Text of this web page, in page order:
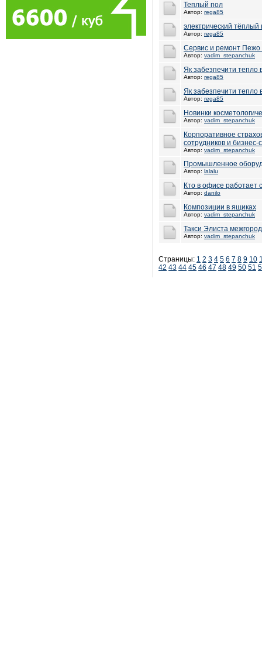
Теплый пол
Автор: rega85
электрический тёплый
Автор: rega85
Сервис и ремонт Пежо
Автор: vadim_stepanchuk
Як забезпечити тепло
Автор: rega85
Як забезпечити тепло
Автор: rega85
Новинки
Автор: vadim_stepanchuk
Корпоративное
сотрудников и бизнес-
Автор: vadim_stepanchuk
Промышленное
Автор: lalalu
Кто в офисе работает
Автор: danilo
Композиции в ящиках
Автор: vadim_stepanchuk
Такси Элиста межгород
Автор: vadim_stepanchuk
Страницы: 1 2 3 4 5 6 7 8 9 10
42 43 44 45 46 47 48 49 50 51